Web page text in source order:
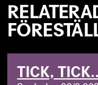
TICK,